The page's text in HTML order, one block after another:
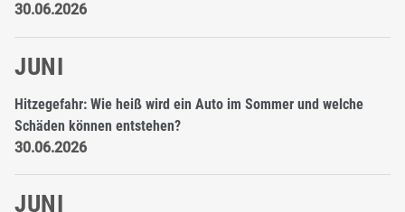
30.06.2026
JUNI
Hitzegefahr: Wie heiß wird ein Auto im Sommer und welche
Schäden können entstehen?
30.06.2026
JUNI